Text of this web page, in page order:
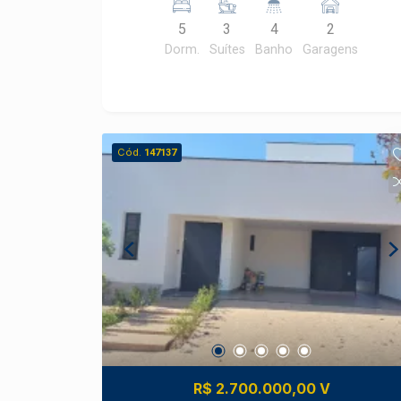
um deles com closet - Ampla Cozinha
com armários planejados, cooktop e
coifa Piso Superior : -Sala de TV -01
: área gourmet, churrasqueira, piscina,e
um belo jardim - 2 vagas de garagem
5
Dorm.
3
Suítes
4
Banho
2
Garagens
Cód. 147137
R$ 2.700.000,00 V